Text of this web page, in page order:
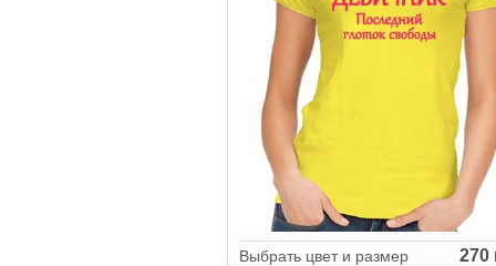
Выбрать цвет и размер 270